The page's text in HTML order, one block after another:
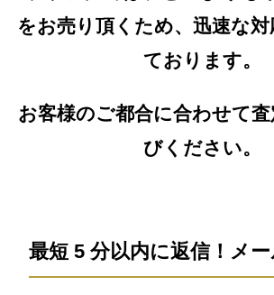
をお売り頂くため、迅速な
ております。
お客様のご都合に合わせて
びください。
最短 5 分以内に返信！メ